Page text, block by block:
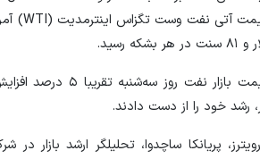
هر دو شاخص قیمت
رشد خود را از دست دادند.
پریانکا ساچدوا، تحلیلگر ارشد بازار